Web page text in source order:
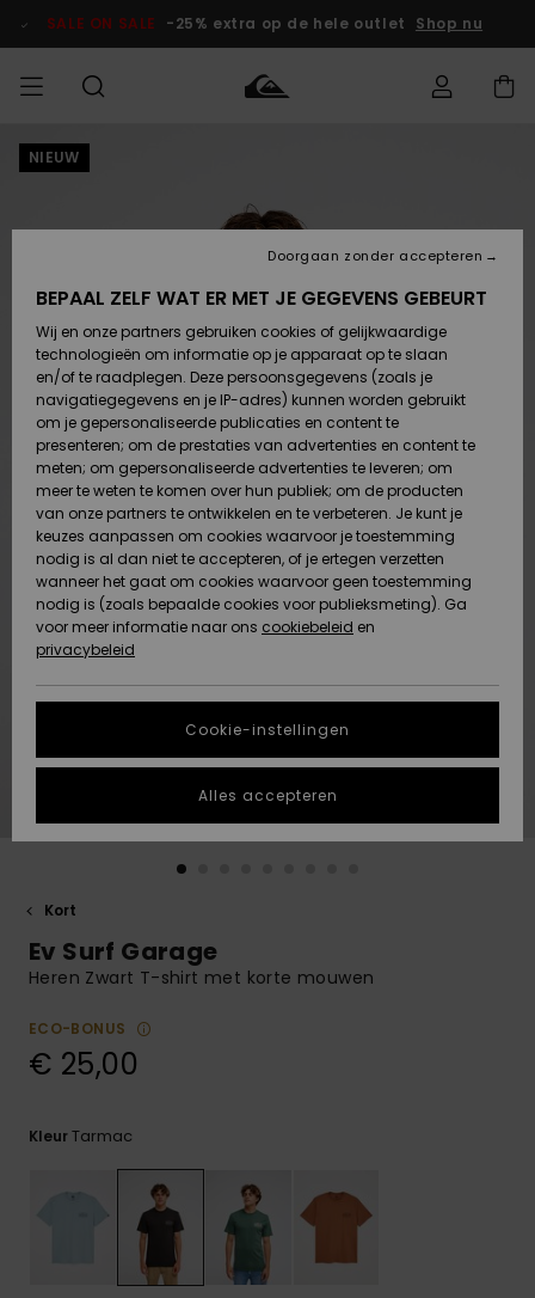
Productinformatie
SALE ON SALE -25% extra op de hele outlet Shop nu
HEREN
Accessoires
Schoenen &
Slippers
Surf /
Water
Snow
Nieuw
Highlights
JONGENS
Accessoires
Schoenen &
Slippers
Surf /
Water
Sneeuw
Nieuw
Highlights
DAMES
Highlights
Snow
SURF
Surf Shop
Highlights
Community
SNOW
Snow Shop
Dames
Snow Shop
Highlights
Gemeenschap
SALE ON
SALE
Kinderen
VROUW
OUTLET
Regio- En
Taalinstellingen
Nederlands
Retouren
Betaling
Giftcard
Quiksilver
Freedom
Gegevensbescherming
gesprek om het
snelste
vraag te
krijgen.
antwoorden op
de meest
DUURZAAMHEID
STORE LOCATOR
VERLANGLIJST
NIEUW
Kort
Ev Surf Garage
Heren Zwart T-shirt met korte mouwen
ECO-BONUS
€ 25,00
KleurTarmac
BEPAAL ZELF WAT ER MET JE GEGEVENS GEBEURT
Wij en onze partners gebruiken cookies of gelijkwaardige
technologieën om informatie op je apparaat op te slaan
en/of te raadplegen. Deze persoonsgegevens (zoals je
navigatiegegevens en je IP-adres) kunnen worden gebruikt
om je gepersonaliseerde publicaties en content te
presenteren; om de prestaties van advertenties en content te
meten; om gepersonaliseerde advertenties te leveren; om
meer te weten te komen over hun publiek; om de producten
van onze partners te ontwikkelen en te verbeteren. Je kunt je
keuzes aanpassen om cookies waarvoor je toestemming
nodig is al dan niet te accepteren, of je ertegen verzetten
wanneer het gaat om cookies waarvoor geen toestemming
nodig is (zoals bepaalde cookies voor publieksmeting). Ga
voor meer informatie naar ons cookiebeleid en
privacybeleid
Cookie-instellingen
Doorgaan zonder accepteren
Alles accepteren